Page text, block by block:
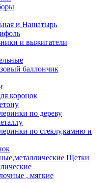
и Нашатырь
и выжигатели
баллончик
коронок
по дереву
по стеклу,камню и
Щетки
, мягкие